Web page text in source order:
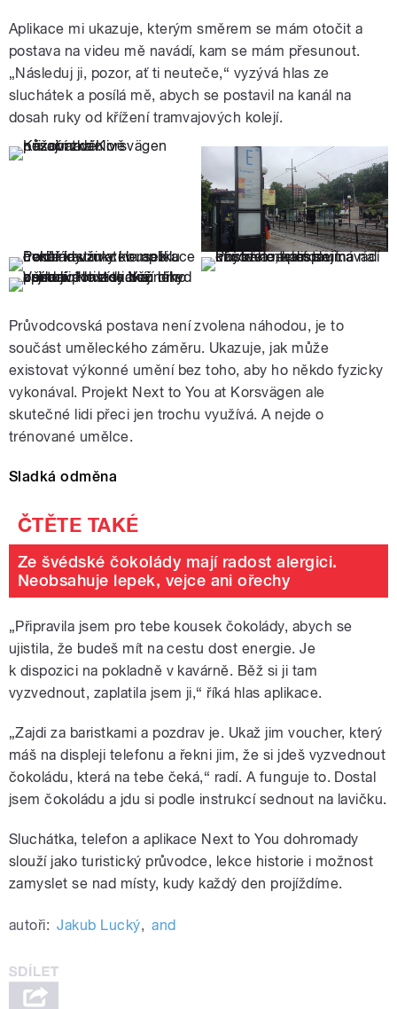
Aplikace mi ukazuje, kterým směrem se mám otočit a
postava na videu mě navádí, kam se mám přesunout.
„Následuj ji, pozor, ať ti neuteče,“ vyzývá hlas ze
sluchátek a posílá mě, abych se postavil na kanál na
dosah ruky od křížení tramvajových kolejí.
Průvodcovská postava není zvolena náhodou, je to
součást uměleckého záměru. Ukazuje, jak může
existovat výkonné umění bez toho, aby ho někdo fyzicky
vykonával. Projekt Next to You at Korsvägen ale
skutečné lidi přeci jen trochu využívá. A nejde o
trénované umělce.
Sladká odměna
Ze švédské čokolády mají radost alergici.
Neobsahuje lepek, vejce ani ořechy
„Připravila jsem pro tebe kousek čokolády, abych se
ujistila, že budeš mít na cestu dost energie. Je
k dispozici na pokladně v kavárně. Běž si ji tam
vyzvednout, zaplatila jsem ji,“ říká hlas aplikace.
„Zajdi za baristkami a pozdrav je. Ukaž jim voucher, který
máš na displeji telefonu a řekni jim, že si jdeš vyzvednout
čokoládu, která na tebe čeká,“ radí. A funguje to. Dostal
jsem čokoládu a jdu si podle instrukcí sednout na lavičku.
Sluchátka, telefon a aplikace Next to You dohromady
slouží jako turistický průvodce, lekce historie i možnost
zamyslet se nad místy, kudy každý den projíždíme.
autoři: Jakub Lucký, and